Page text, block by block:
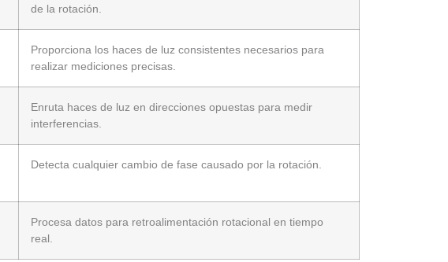
de la rotación.
Proporciona los haces de luz consistentes necesarios para
realizar mediciones precisas.
Enruta haces de luz en direcciones opuestas para medir
interferencias.
Detecta cualquier cambio de fase causado por la rotación.
Procesa datos para retroalimentación rotacional en tiempo
real.